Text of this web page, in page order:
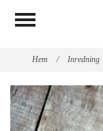
Hem / Inredning